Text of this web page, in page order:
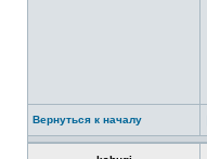
Вернуться к началу